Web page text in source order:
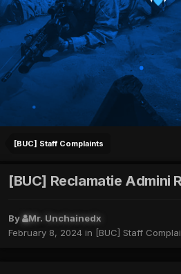
[BUC] Staff Complaints
[BUC] Reclamatie Admini
By
Mr. Unchainedx
February 8, 2024 in [BUC] Staff